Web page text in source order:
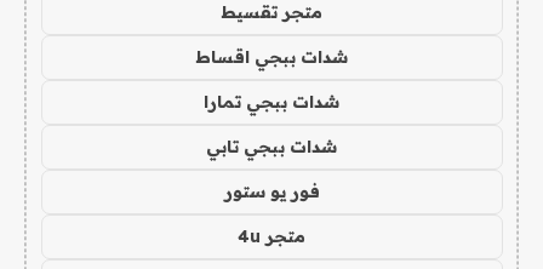
متجر تقسيط
شدات ببجي اقساط
شدات ببجي تمارا
شدات ببجي تابي
فور يو ستور
متجر 4u